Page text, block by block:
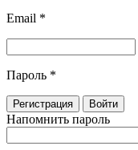
Email *
Пароль *
Напомнить пароль